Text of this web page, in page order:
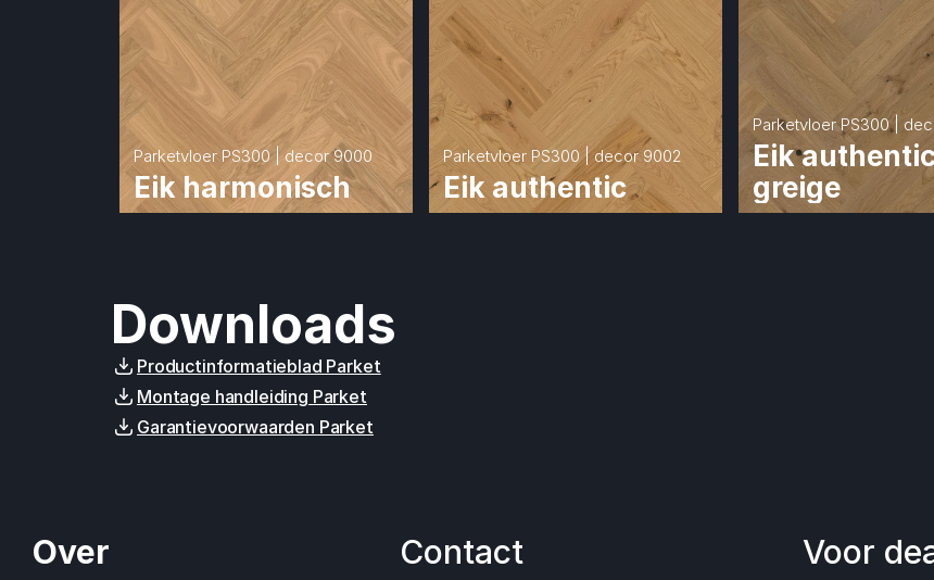
Parketvloer PS300 | decor 9000
Eik harmonisch
Parketvloer PS300 | decor 9002
Eik authentic
Parketvloer PS300 |
Eik
greige
Downloads
Productinformatieblad Parket
Montage handleiding Parket
Garantievoorwaarden Parket
Over Contact Voor